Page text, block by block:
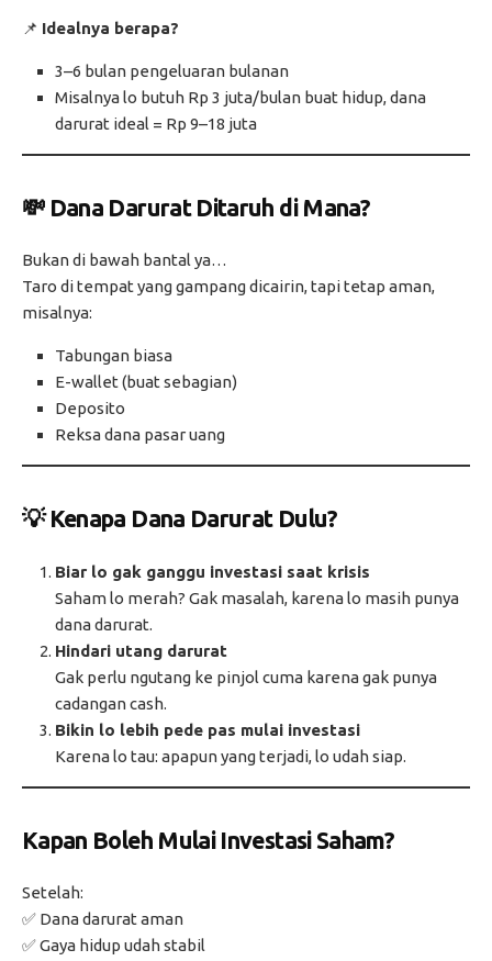
📌 Idealnya berapa?
3–6 bulan pengeluaran bulanan
Misalnya lo butuh Rp 3 juta/bulan buat hidup, dana
darurat ideal = Rp 9–18 juta
💸 Dana Darurat Ditaruh di Mana?
Bukan di bawah bantal ya…
Taro di tempat yang gampang dicairin, tapi tetap aman,
misalnya:
Tabungan biasa
E-wallet (buat sebagian)
Deposito
Reksa dana pasar uang
💡 Kenapa Dana Darurat Dulu?
Biar lo gak ganggu investasi saat krisis
Saham lo merah? Gak masalah, karena lo masih punya
dana darurat.
Hindari utang darurat
Gak perlu ngutang ke pinjol cuma karena gak punya
cadangan cash.
Bikin lo lebih pede pas mulai investasi
Karena lo tau: apapun yang terjadi, lo udah siap.
Kapan Boleh Mulai Investasi Saham?
Setelah:
✅ Dana darurat aman
✅ Gaya hidup udah stabil